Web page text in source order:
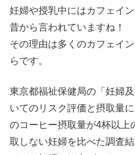
妊婦や授乳中にはカフェイ
昔から言われていますね！
その理由は多くのカフェイ
らです。
東京都福祉保健局の「妊婦
いてのリスク評価と摂取量
のコーヒー摂取量が4杯以上
取しない妊婦を比べた調査